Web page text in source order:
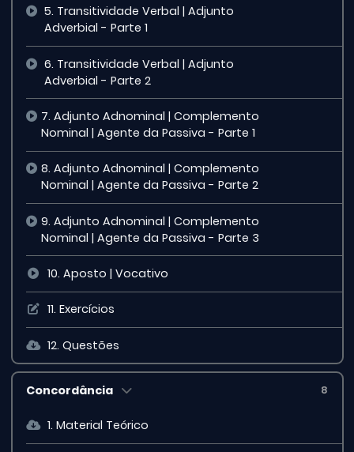
5. Transitividade Verbal | Adjunto
Adverbial - Parte 1
6. Transitividade Verbal | Adjunto
Adverbial - Parte 2
7. Adjunto Adnominal | Complemento
Nominal | Agente da Passiva - Parte 1
8. Adjunto Adnominal | Complemento
Nominal | Agente da Passiva - Parte 2
9. Adjunto Adnominal | Complemento
Nominal | Agente da Passiva - Parte 3
10. Aposto | Vocativo
11. Exercícios
12. Questões
Concordância 8
1. Material Teórico